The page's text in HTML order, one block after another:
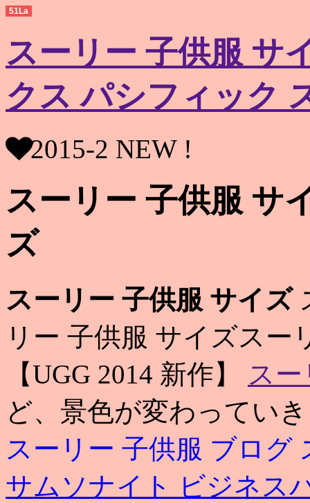
51La
スーリー 子供服 サ
クス パシフィック
2015-2 NEW !
スーリー 子供服 サ
ズ
スーリー 子供服 サイズ
リー 子供服 サイズスー
【UGG 2014 新作】
ス
ど、景色が変わってい
スーリー 子供服 ブログ
サムソナイト ビジネス